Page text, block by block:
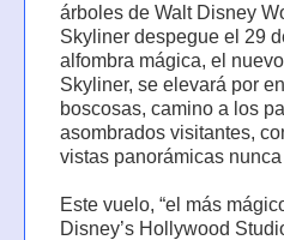
árboles de Walt Disney
Skyliner despegue el 29
alfombra mágica, el
Skyliner, se elevará por
boscosas, camino a los
asombrados visitantes,
vistas panorámicas
Este vuelo, “el más
Disney’s Hollywood